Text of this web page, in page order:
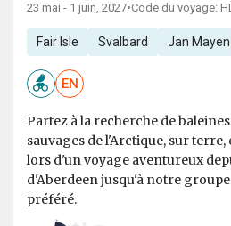
23 mai - 1 juin, 2027•Code du voyage:
Fair Isle Svalbard Jan Mayen
EN
Partez à la recherche de
sauvages de l'Arctique, sur terre,
lors d'un voyage aventureux
d'Aberdeen jusqu'à notre
préféré.